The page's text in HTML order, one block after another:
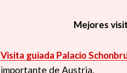
Mejores
Visita guiada Palacio
importante de Austria.